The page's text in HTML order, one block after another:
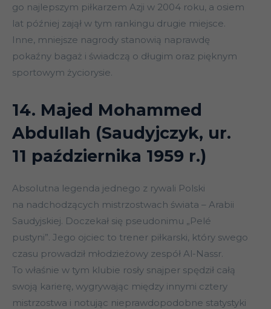
go najlepszym piłkarzem Azji w 2004 roku, a osiem
lat później zajął w tym rankingu drugie miejsce.
Inne, mniejsze nagrody stanowią naprawdę
pokaźny bagaż i świadczą o długim oraz pięknym
sportowym życiorysie.
14. Majed Mohammed
Abdullah (Saudyjczyk, ur.
11 października 1959 r.)
Absolutna legenda jednego z rywali Polski
na nadchodzących mistrzostwach świata – Arabii
Saudyjskiej. Doczekał się pseudonimu „Pelé
pustyni”. Jego ojciec to trener piłkarski, który swego
czasu prowadził młodzieżowy zespół Al-Nassr.
To właśnie w tym klubie rosły snajper spędził całą
swoją karierę, wygrywając między innymi cztery
mistrzostwa i notując nieprawdopodobne statystyki